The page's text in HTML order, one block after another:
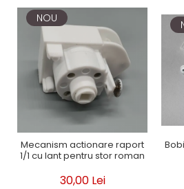
NOU
Mecanism actionare raport
1/1 cu lant pentru stor roman
30,00 Lei